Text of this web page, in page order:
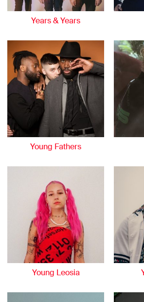
Years & Years
Young Fathers
Young Leosia